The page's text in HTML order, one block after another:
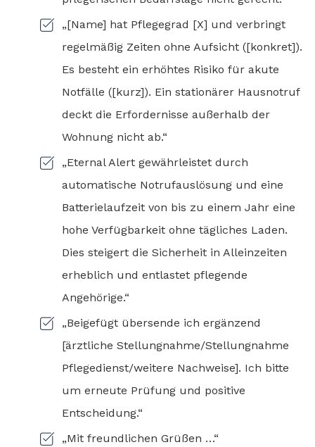
„[Name] hat Pflegegrad [X] und verbringt
regelmäßig Zeiten ohne Aufsicht ([konkret]).
Es besteht ein erhöhtes Risiko für akute
Notfälle ([kurz]). Ein stationärer Hausnotruf
deckt die Erfordernisse außerhalb der
Wohnung nicht ab.“
„Eternal Alert gewährleistet durch
automatische Notrufauslösung und eine
Batterielaufzeit von bis zu einem Jahr eine
hohe Verfügbarkeit ohne tägliches Laden.
Dies steigert die Sicherheit in Alleinzeiten
erheblich und entlastet pflegende
Angehörige.“
„Beigefügt übersende ich ergänzend
[ärztliche Stellungnahme/Stellungnahme
Pflegedienst/weitere Nachweise]. Ich bitte
um erneute Prüfung und positive
Entscheidung.“
„Mit freundlichen Grüßen …“